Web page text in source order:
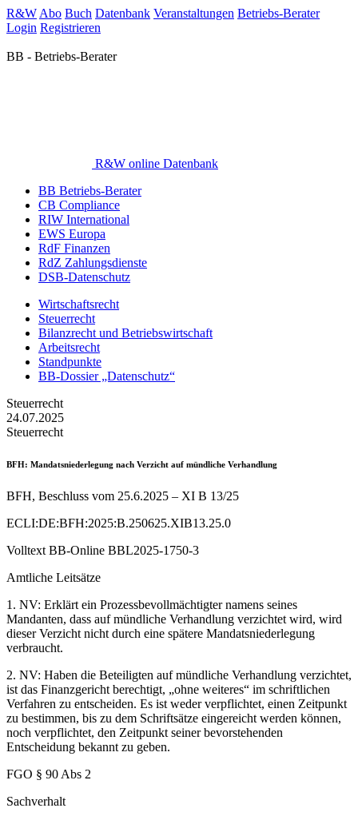
R&W Abo Buch Datenbank Veranstaltungen Betriebs-Berater
Login Registrieren
BB - Betriebs-Berater
R&W online Datenbank
BB Betriebs-Berater
CB Compliance
RIW International
EWS Europa
RdF Finanzen
RdZ Zahlungsdienste
DSB-Datenschutz
Wirtschaftsrecht
Steuerrecht
Bilanzrecht und Betriebswirtschaft
Arbeitsrecht
Standpunkte
BB-Dossier „Datenschutz“
Steuerrecht
24.07.2025
Steuerrecht
BFH: Mandatsniederlegung nach Verzicht auf mündliche Verhandlung
BFH, Beschluss vom 25.6.2025 – XI B 13/25
ECLI:DE:BFH:2025:B.250625.XIB13.25.0
Volltext BB-Online BBL2025-1750-3
Amtliche Leitsätze
1. NV: Erklärt ein Prozessbevollmächtigter namens seines
Mandanten, dass auf mündliche Verhandlung verzichtet wird, wird
dieser Verzicht nicht durch eine spätere Mandatsniederlegung
verbraucht.
2. NV: Haben die Beteiligten auf mündliche Verhandlung verzichtet,
ist das Finanzgericht berechtigt, „ohne weiteres“ im schriftlichen
Verfahren zu entscheiden. Es ist weder verpflichtet, einen Zeitpunkt
zu bestimmen, bis zu dem Schriftsätze eingereicht werden können,
noch verpflichtet, den Zeitpunkt seiner bevorstehenden
Entscheidung bekannt zu geben.
FGO § 90 Abs 2
Sachverhalt